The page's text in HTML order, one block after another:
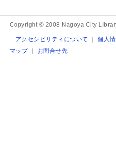
Copyright © 2008 Nagoya City
アクセシビリティについて ｜個人
マップ｜ お問合せ先